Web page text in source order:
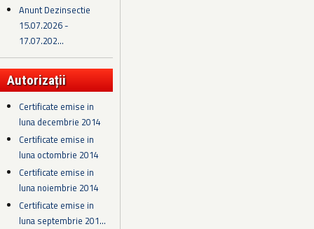
Anunt Dezinsectie
15.07.2026 -
17.07.202...
Autorizații
Certificate emise in
luna decembrie 2014
Certificate emise in
luna octombrie 2014
Certificate emise in
luna noiembrie 2014
Certificate emise in
luna septembrie 201...